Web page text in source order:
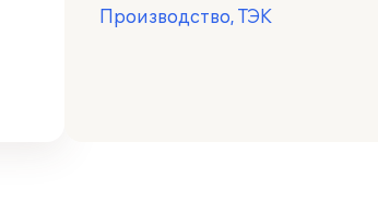
Производство, ТЭК